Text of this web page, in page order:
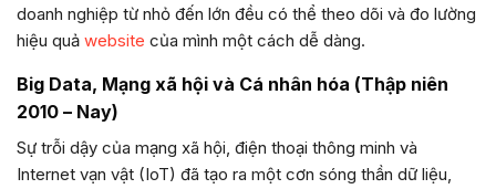
doanh nghiệp từ nhỏ đến lớn đều có thể theo dõi và đo lường
hiệu quả website của mình một cách dễ dàng.
Big Data, Mạng xã hội và Cá nhân hóa (Thập niên
2010 – Nay)
Sự trỗi dậy của mạng xã hội, điện thoại thông minh và
Internet vạn vật (IoT) đã tạo ra một cơn sóng thần dữ liệu,